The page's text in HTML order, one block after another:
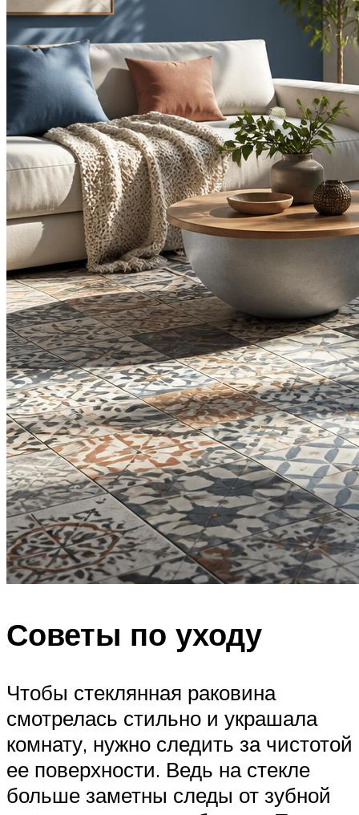
Советы по уходу
Чтобы стеклянная раковина
смотрелась стильно и украшала
комнату, нужно следить за чистотой
ее поверхности. Ведь на стекле
больше заметны следы от зубной